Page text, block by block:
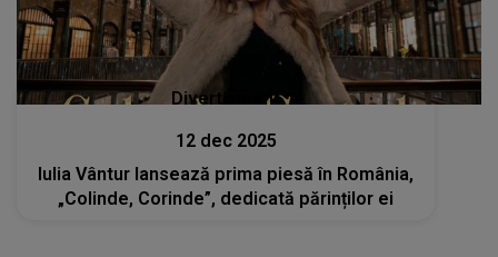
Divertisment
12 dec 2025
Iulia Vântur lansează prima piesă în România,
„Colinde, Corinde”, dedicată părinților ei